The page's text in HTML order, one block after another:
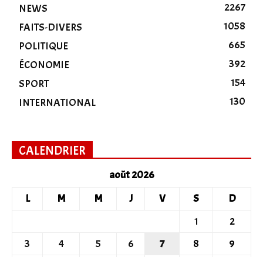
NEWS
2267
FAITS-DIVERS
1058
POLITIQUE
665
ÉCONOMIE
392
SPORT
154
INTERNATIONAL
130
CALENDRIER
août 2026
L
M M J V S
D
1
2
3
4 5 6 7 8
9